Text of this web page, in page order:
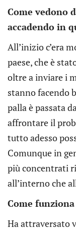
Come vedono
accadendo in
All’inizio c’era
paese, che è
oltre a inviare i
stanno facendo
palla è passata
affrontare il
tutto adesso
Comunque in
più concentrati
all’interno che
Come
Ha attraversato